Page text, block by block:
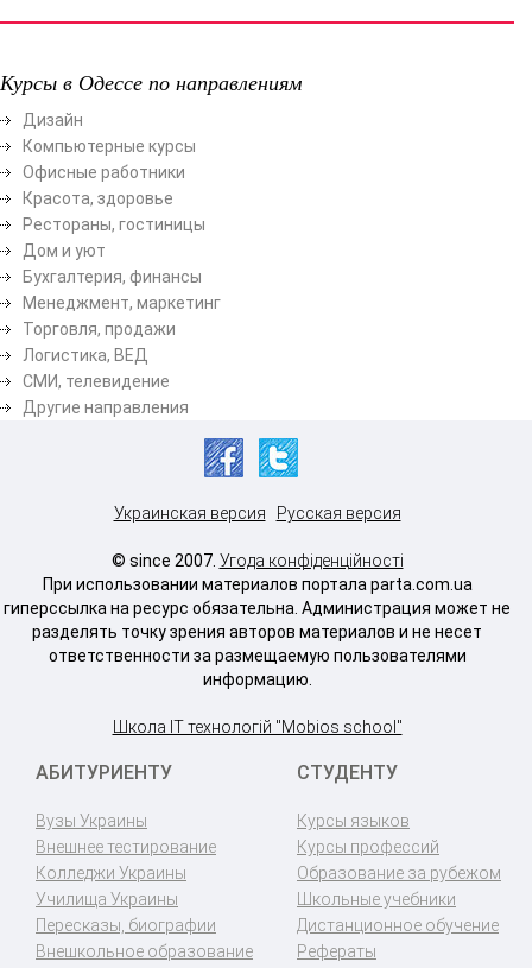
Курсы в Одессе по направлениям
Дизайн
Компьютерные курсы
Офисные работники
Красота, здоровье
Рестораны, гостиницы
Дом и уют
Бухгалтерия, финансы
Менеджмент, маркетинг
Торговля, продажи
Логистика, ВЕД
СМИ, телевидение
Другие направления
Украинская версия Русская версия
© since 2007. Угода конфіденційності
При использовании материалов портала parta.com.ua
гиперссылка на ресурс обязательна. Администрация может не
разделять точку зрения авторов материалов и не несет
ответственности за размещаемую пользователями
информацию.
Школа IT технологій "Mobios school"
АБИТУРИЕНТУ
Вузы Украины
Внешнее тестирование
Колледжи Украины
Училища Украины
Пересказы, биографии
Внешкольное образование
СТУДЕНТУ
Курсы языков
Курсы профессий
Образование за рубежом
Школьные учебники
Дистанционное обучение
Рефераты